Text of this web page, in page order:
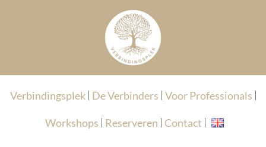
Verbindingsplek De Verbinders Voor Professionals
Workshops Reserveren Contact